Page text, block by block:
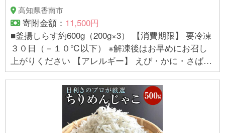
高知県香南市
寄附金額： 11,500円
■釜揚しらす約600g（200g×3） 【消費期限】 要冷凍
３０日（－１０℃以下） ※解凍後はお早めにお召し
上がりください 【アレルギー】 えび・かに・さば・
いか